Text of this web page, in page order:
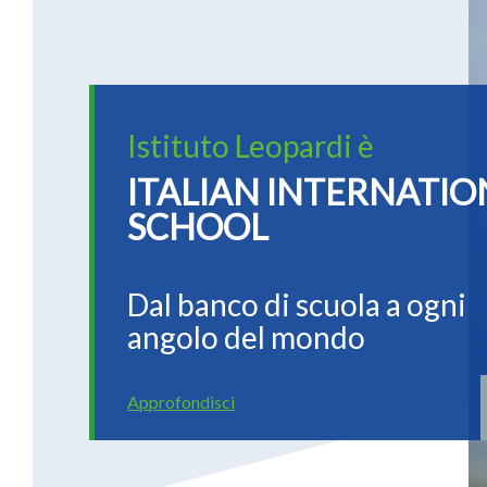
Istituto Leopardi è
ITALIAN
SCHOOL
Dal banco di scuola a ogni
angolo del mondo
Approfondisci